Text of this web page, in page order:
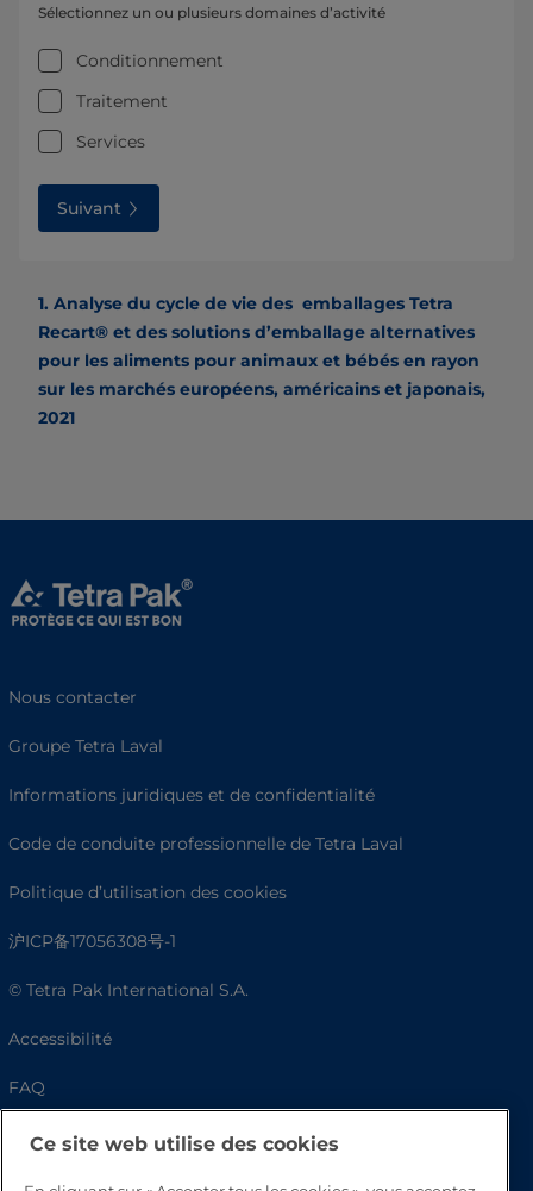
Sélectionnez un ou plusieurs domaines d’activité
Conditionnement
Traitement
Services
Suivant
1. Analyse du cycle de vie des emballages Tetra
Recart® et des solutions d’emballage alternatives
pour les aliments pour animaux et bébés en rayon
sur les marchés européens, américains et japonais,
2021
Nous contacter
Groupe Tetra Laval
Informations juridiques et de confidentialité
Code de conduite professionnelle de Tetra Laval
Politique d’utilisation des cookies
沪ICP备17056308号-1
© Tetra Pak International S.A.
Accessibilité
FAQ
Ce site web utilise des cookies